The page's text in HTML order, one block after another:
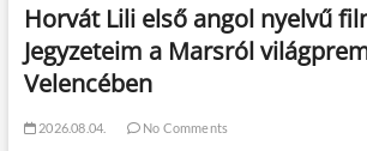
Horvát Lili első angol nyelvű
Jegyzeteim a Marsról
Velencében
2026.08.04. No Comments